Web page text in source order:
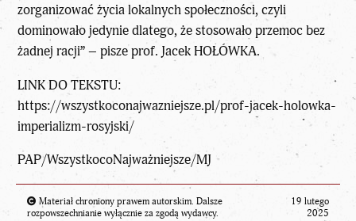
zorganizować życia lokalnych społeczności, czyli
dominowało jedynie dlatego, że stosowało przemoc bez
żadnej racji” – pisze prof. Jacek HOŁÓWKA.
LINK DO TEKSTU:
https://wszystkoconajwazniejsze.pl/prof-jacek-holowka-
imperializm-rosyjski/
PAP/WszystkocoNajważniejsze/MJ
Materiał chroniony prawem autorskim. Dalsze
rozpowszechnianie wyłącznie za zgodą wydawcy.
19 lutego
2025